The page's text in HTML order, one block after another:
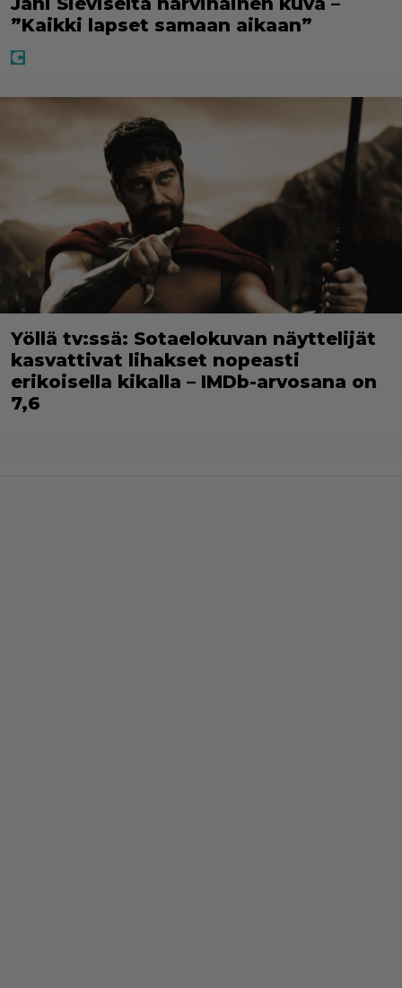
”Kaikki lapset samaan aikaan”
Yöllä tv:ssä: Sotaelokuvan näyttelijät
kasvattivat lihakset nopeasti
erikoisella kikalla – IMDb-arvosana on
7,6